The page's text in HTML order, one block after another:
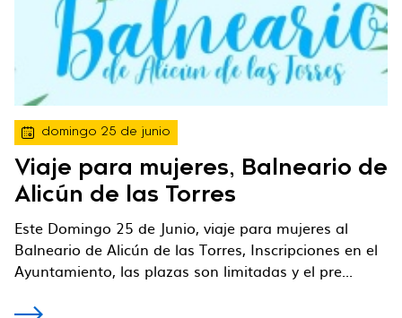
domingo 25 de junio
Viaje para mujeres, Balneario de
Alicún de las Torres
Este Domingo 25 de Junio, viaje para mujeres al
Balneario de Alicún de las Torres, Inscripciones en el
Ayuntamiento, las plazas son limitadas y el pre...